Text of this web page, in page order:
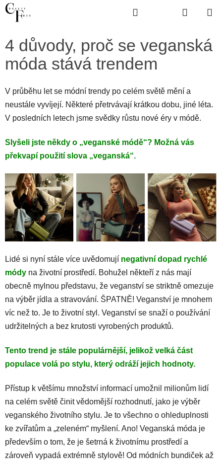
Přejít
na
Hledat
4 důvody, proč se veganská
móda stává trendem
V průběhu let se módní trendy po celém světě mění a
neustále vyvíjejí. Některé přetrvávají krátkou dobu, jiné léta.
V posledních letech jsme svědky růstu nové éry v módě.
Slyšeli jste někdy o „veganské módě“? Možná vás
překvapí použití slova „veganská“.
Lidé si nyní stále více uvědomují negativní dopad rychlé
módy na životní prostředí. Bohužel někteří z nás mají
obecně mylnou představu, že veganství se striktně omezuje
na výběr jídla a stravování. ŠPATNĚ! Veganství je mnohem
víc než to. Je to životní styl. Veganství se snaží o používání
udržitelných a bez krutosti vyrobených produktů.
Tento trend je stále populárnější, jelikož velká část
populace volá po stylu, který odráží jejich hodnoty.
Přístup k většímu množství informací umožnil milionům lidí
na celém světě činit vědomější rozhodnutí, jako je výběr
veganského životního stylu. Je to všechno o ohleduplnosti
ke zvířatům a „zeleném“ myšlení. Ano! Veganská móda je
především o tom, že je šetrná k životnímu prostředí a
zároveň vypadá extrémně stylově! Od módních bundiček až